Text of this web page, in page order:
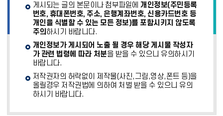
게시되는 글의 본문이나 첨부파일에 개인정보(주민등록
번호, 휴대폰번호, 주소, 은행계좌번호, 신용카드번호 등
개인을 식별할 수 있는 모든 정보)를 포함시키지 않도록
주의 하시기 바랍니다.
개인정보가 게시되어 노출 될 경우 해당 게시물 작성자
가 관련 법령에 따라 처분을 받을 수 있으니 유의하시기
바랍니다.
저작권자의 허락없이 제작물(사진,그림,영상,폰트 등)을
올릴경우 저작권법에 의하여 처벌 받을 수 있으니 유의
하시기 바랍니다.